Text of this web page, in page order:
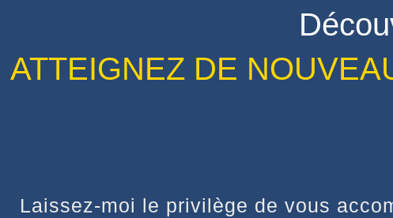
ATTEIGNEZ DE
Laissez-moi le privilège de vous